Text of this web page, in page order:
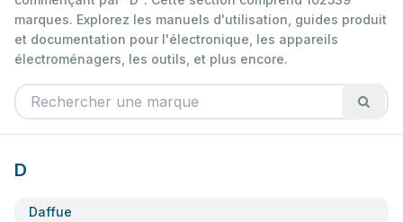
marques. Explorez les manuels d'utilisation, guides produit
et documentation pour l'électronique, les appareils
électroménagers, les outils, et plus encore.
D
Daffue